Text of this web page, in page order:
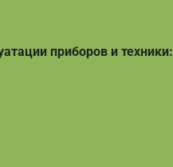
приборов и техники: